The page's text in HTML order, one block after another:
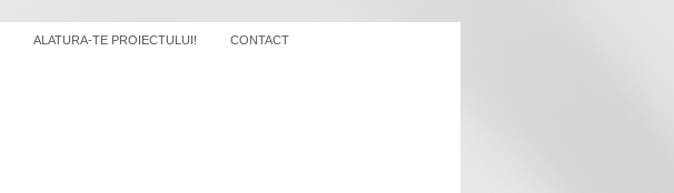
ALATURA-TE PROIECTULUI! CONTACT